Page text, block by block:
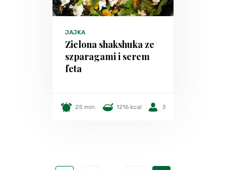
JAJKA
Zielona shakshuka ze
szparagami i serem
feta
25 min. 1216 kcal 3